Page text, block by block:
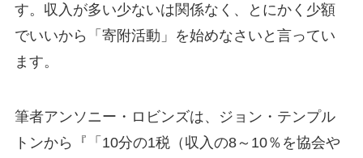
す。収入が多い少ないは関係なく、とにかく少額
でいいから「寄附活動」を始めなさいと言ってい
ます。
筆者アンソニー・ロビンズは、ジョン・テンプル
トンから『「10分の1税（収入の8～10％を協会や